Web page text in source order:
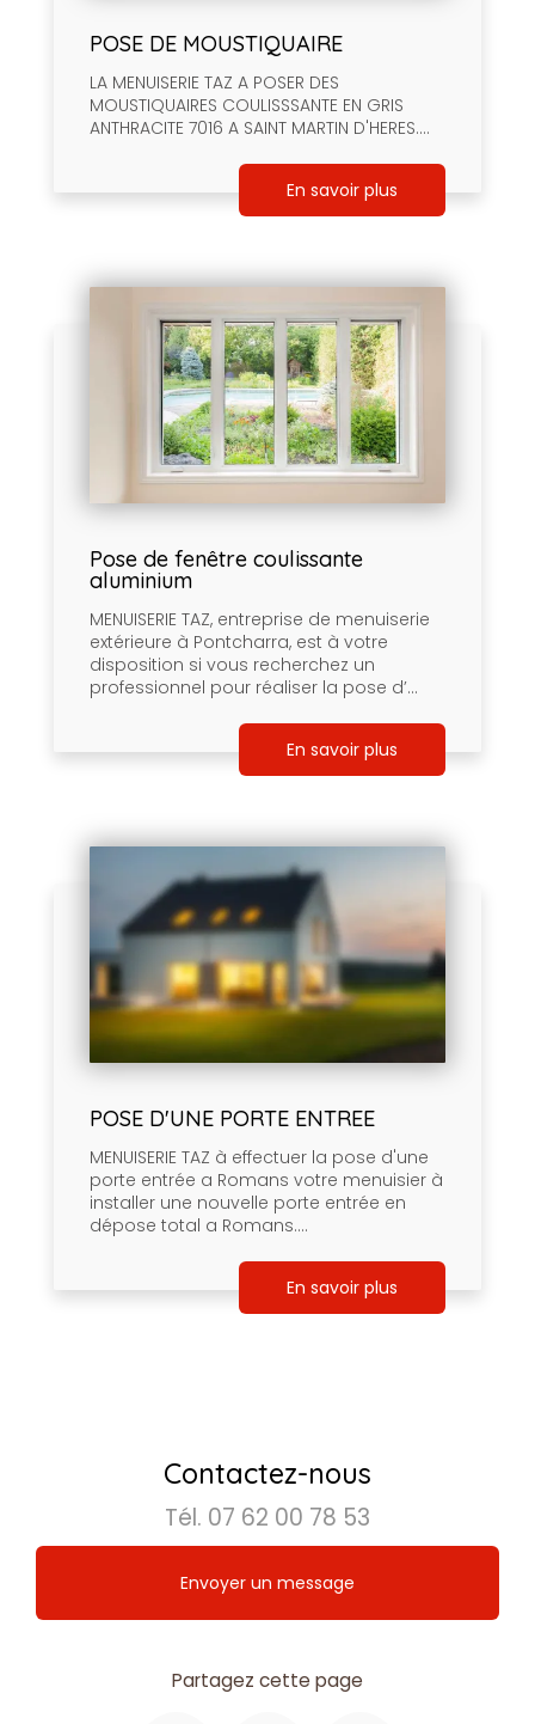
POSE DE MOUSTIQUAIRE
LA MENUISERIE TAZ A POSER DES
MOUSTIQUAIRES COULISSSANTE EN GRIS
ANTHRACITE 7016 A SAINT MARTIN D'HERES....
En savoir plus
Pose de fenêtre coulissante
aluminium
MENUISERIE TAZ, entreprise de menuiserie
extérieure à Pontcharra, est à votre
disposition si vous recherchez un
professionnel pour réaliser la pose d’...
En savoir plus
POSE D'UNE PORTE ENTREE
MENUISERIE TAZ à effectuer la pose d'une
porte entrée a Romans votre menuisier à
installer une nouvelle porte entrée en
dépose total a Romans....
En savoir plus
Contactez-nous
Tél. 07 62 00 78 53
Envoyer un message
Partagez cette page